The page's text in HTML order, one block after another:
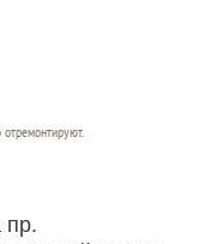
пр.